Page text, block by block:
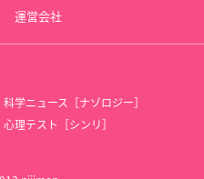
運営会社
科学ニュース［ナゾロジー］
心理テスト［シンリ］